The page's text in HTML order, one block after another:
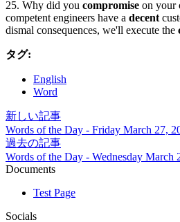
25. Why did you compromise on your
competent engineers have a decent
dismal consequences, we'll execute the
タグ:
English
Word
新しい記事
Words of the Day - Friday March 27,
過去の記事
Words of the Day - Wednesday March
Documents
Test Page
Socials